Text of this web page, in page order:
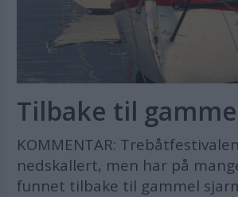
Tilbake til
KOMMENTAR:
nedskallert, men har på
funnet tilbake til gammel